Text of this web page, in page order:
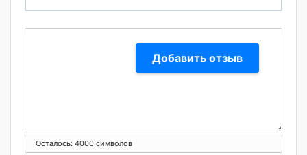
Добавить отзыв
Осталось: 4000 символов